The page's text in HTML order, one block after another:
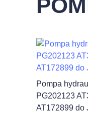
Pompa
PG202123
AT172899 do